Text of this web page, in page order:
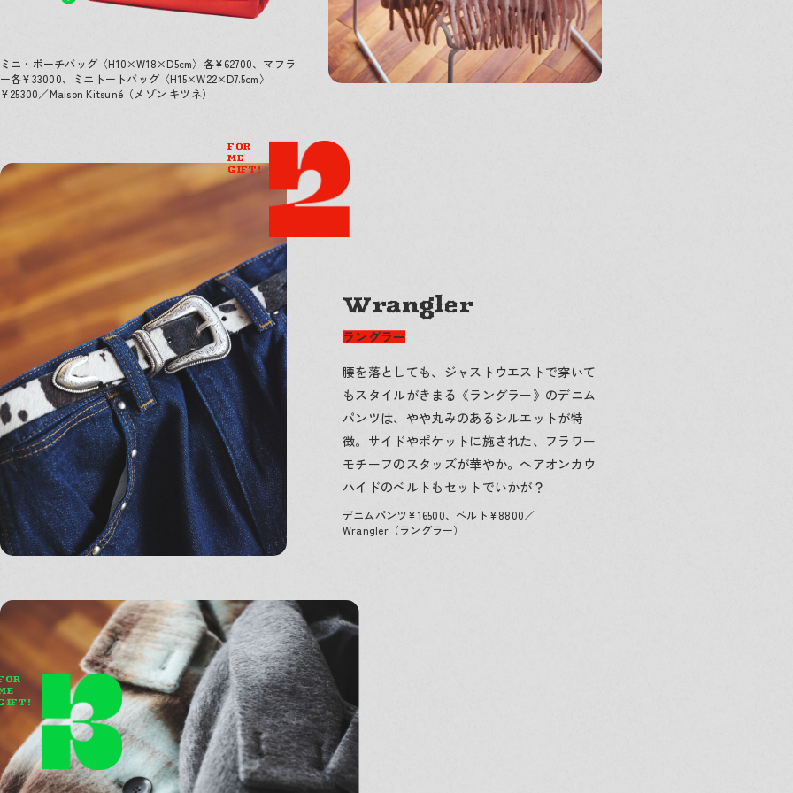
ミニ・ポーチバッグ〈H10×W18×D5cm〉各¥62700、マフラ
ー各¥33000、ミニトートバッグ〈H15×W22×D7.5cm〉
¥25300／Maison Kitsuné（メゾン キツネ）
FOR
ME
GIFT!
Wrangler
ラングラー
腰を落としても、ジャストウエストで穿いて
もスタイルがきまる《ラングラー》のデニム
パンツは、やや丸みのあるシルエットが特
徴。サイドやポケットに施された、フラワー
モチーフのスタッズが華やか。ヘアオンカウ
ハイドのベルトもセットでいかが？
デニムパンツ¥16500、ベルト¥8800／
Wrangler（ラングラー）